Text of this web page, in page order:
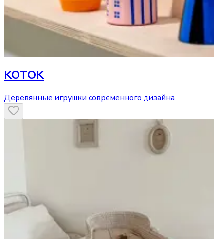
KOTOK
Деревянные игрушки современного дизайна